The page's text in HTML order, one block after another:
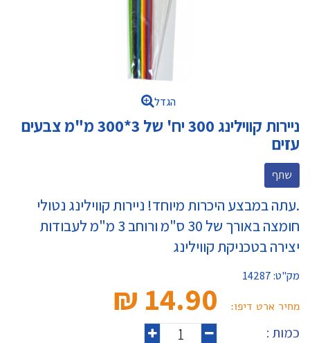
הגדל
ניירות קווילינג 300 יח' של 3*300 מ"מ צבעים
עזים
שתף
.עתה במבצע היכרות מיוחד! ניירות קווילינג נטולי
חומצה באורך של 30 ס"מ ורוחב 3 מ"מ לעבודות
יצירה בטכניקת קווילינג
מק"ט:14287
מחיר ארט דיפו: 14.90 ₪‎
כמות :